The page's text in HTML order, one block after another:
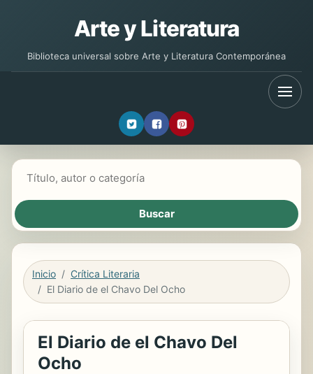
Arte y Literatura
Biblioteca universal sobre Arte y Literatura Contemporánea
Inicio
Crítica Literaria
El Diario de el Chavo Del Ocho
El Diario de el Chavo Del
Ocho